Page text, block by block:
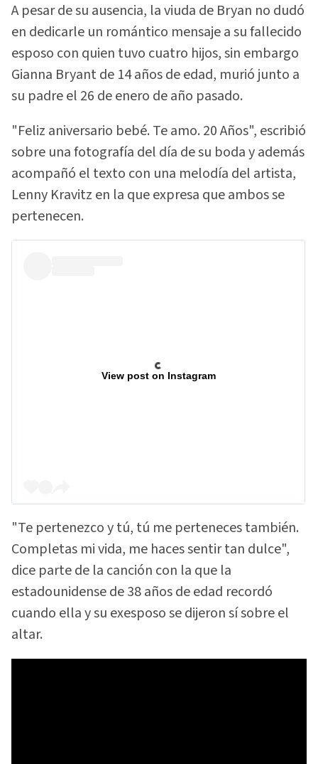
A pesar de su ausencia, la viuda de Bryan no dudó
en dedicarle un romántico mensaje a su fallecido
esposo con quien tuvo cuatro hijos, sin embargo
Gianna Bryant de 14 años de edad, murió junto a
su padre el 26 de enero de año pasado.
"Feliz aniversario bebé. Te amo. 20 Años", escribió
sobre una fotografía del día de su boda y además
acompañó el texto con una melodía del artista,
Lenny Kravitz en la que expresa que ambos se
pertenecen.
View post on Instagram
"Te pertenezco y tú, tú me perteneces también.
Completas mi vida, me haces sentir tan dulce",
dice parte de la canción con la que la
estadounidense de 38 años de edad recordó
cuando ella y su exesposo se dijeron sí sobre el
altar.